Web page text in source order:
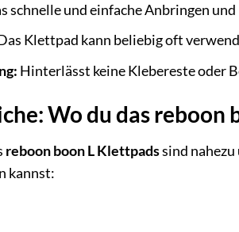
schnelle und einfache Anbringen
Klettpad kann beliebig oft
Hinterlässt keine Klebereste oder
Wo du das reboon
reboon boon L Klettpadssind
kannst: